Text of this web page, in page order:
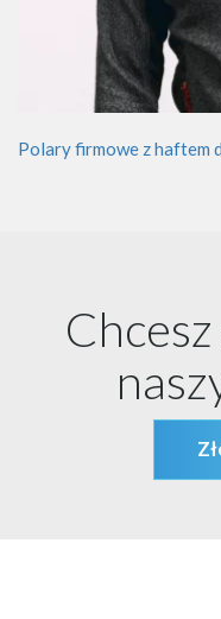
Polary firmowe z haftem